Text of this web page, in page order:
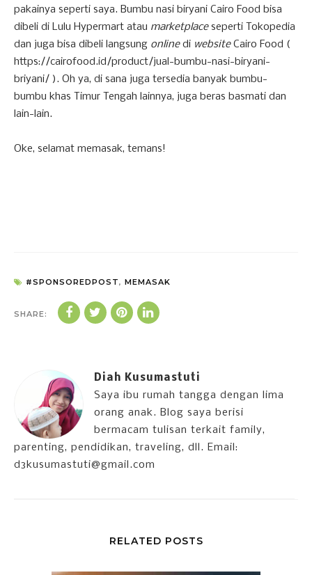
pakainya seperti saya. Bumbu nasi biryani Cairo Food bisa
dibeli di Lulu Hypermart atau marketplaceseperti Tokopedia
dan juga bisa dibeli langsung onlinedi websiteCairo Food (
https://cairofood.id/product/jual-bumbu-nasi-biryani-
briyani/ ). Oh ya, di sana juga tersedia banyak bumbu-
bumbu khas Timur Tengah lainnya, juga beras basmati dan
lain-lain.
Oke, selamat memasak, temans!
#SPONSOREDPOST, MEMASAK
SHARE:
Diah Kusumastuti
Saya ibu rumah tangga dengan lima
orang anak. Blog saya berisi
bermacam tulisan terkait family,
parenting, pendidikan, traveling, dll. Email:
d3kusumastuti@gmail.com
RELATED POSTS